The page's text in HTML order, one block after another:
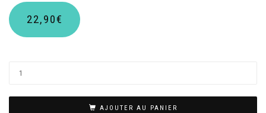
22,90€
AJOUTER AU PANIER